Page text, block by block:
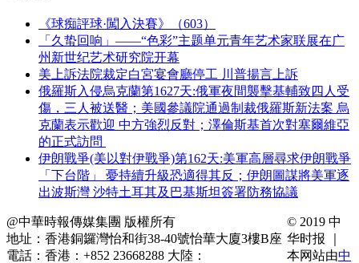
《球痴評球·闖入決賽》（603）
「久蛰回响」——“色彩”主题单元青年艺术家联展在广
州新世纪艺术研究院开幕
美上訴法院裁定白宮宴會廳停工 川普揚言上訴
俄羅斯入侵烏克蘭第1627天:俄軍夜間襲擊基輔致四人受
傷，三人被送醫；美國參議院通過制裁俄羅斯新法案 烏
克蘭表示歡迎 中方強烈反對；澤倫斯基首次對塞爾維亞
的正式訪問
伊朗戰爭(美以對伊戰爭)第162天:美軍高層尋求伊朗戰爭
「下台階」 憂持續升級恐適得其反；伊朗圖謀將美軍逐
出波斯灣 沙特土耳其及巴基斯坦簽署防務協議
@中華時報傳媒集團 版權所有
地址：香港銅鑼灣怡和街38-40號怡華大廈3樓B座
電話：香港：+852 23668288 大陸：
© 2019 中
华时报 ｜
本网站由中